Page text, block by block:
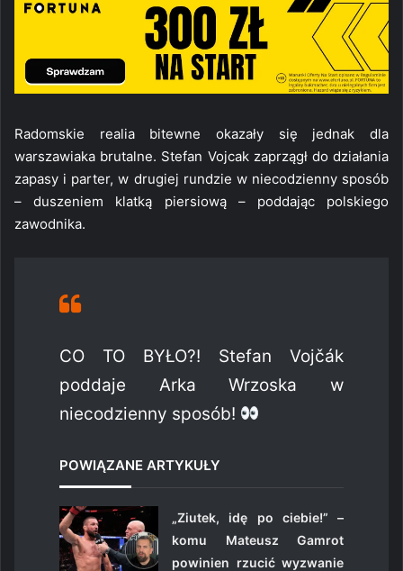
Radomskie realia bitewne okazały się jednak dla
warszawiaka brutalne. Stefan Vojcak zaprzągł do działania
zapasy i parter, w drugiej rundzie w niecodzienny sposób
– duszeniem klatką piersiową – poddając polskiego
zawodnika.
CO TO BYŁO?! Stefan Vojčák
poddaje Arka Wrzoska w
niecodzienny sposób!
POWIĄZANE ARTYKUŁY
„Ziutek, idę po ciebie!” –
komu Mateusz Gamrot
powinien rzucić wyzwanie